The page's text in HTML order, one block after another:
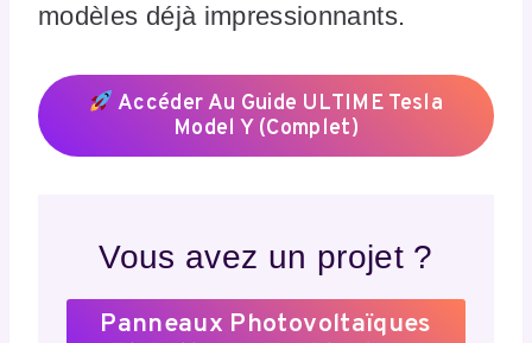
modèles déjà impressionnants.
Accéder Au Guide ULTIME Tesla
Model Y (Complet)
Vous avez un projet ?
Panneaux Photovoltaïques